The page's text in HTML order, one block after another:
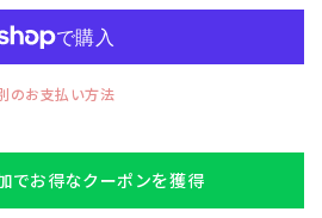
のお支払い方法
でお得なクーポンを獲得